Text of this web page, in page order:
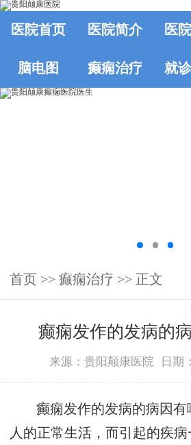
医院首页 医院简介 医
脑电图 癫痫治疗 就
首页 >> 癫痫治疗 >> 正文
癫痫发作的发病的
来源：贵阳颠康医院 日期
癫痫发作的发病的病因有
人的正常生活，而引起的疾